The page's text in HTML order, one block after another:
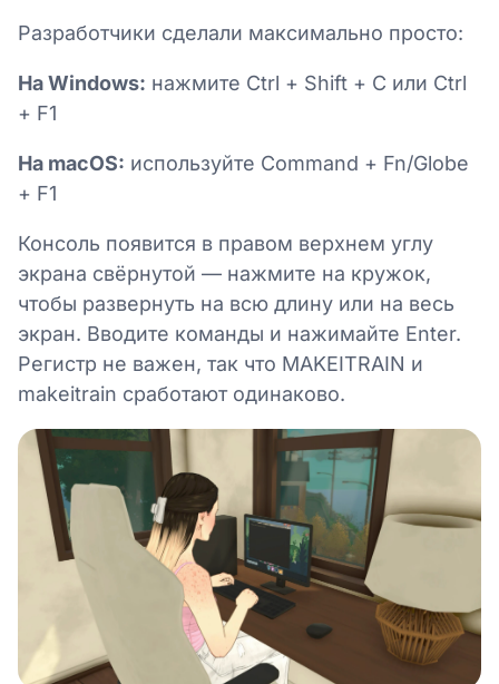
Разработчики сделали максимально просто:
На Windows: нажмите Ctrl + Shift + C или Ctrl
+ F1
На macOS: используйте Command + Fn/Globe
+ F1
Консоль появится в правом верхнем углу
экрана свёрнутой — нажмите на кружок,
чтобы развернуть на всю длину или на весь
экран. Вводите команды и нажимайте Enter.
Регистр не важен, так что MAKEITRAIN и
makeitrain сработают одинаково.